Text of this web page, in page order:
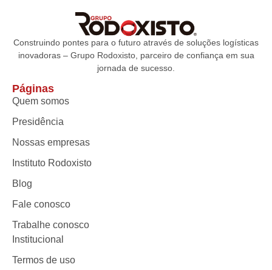
Construindo pontes para o futuro através de soluções logísticas
inovadoras – Grupo Rodoxisto, parceiro de confiança em sua
jornada de sucesso.
Páginas
Quem somos
Presidência
Nossas empresas
Instituto Rodoxisto
Blog
Fale conosco
Trabalhe conosco
Institucional
Termos de uso